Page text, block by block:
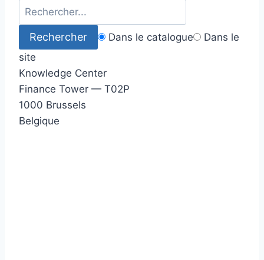
Dans le catalogue
Dans le
site
Knowledge Center
Finance Tower — T02P
1000 Brussels
Belgique